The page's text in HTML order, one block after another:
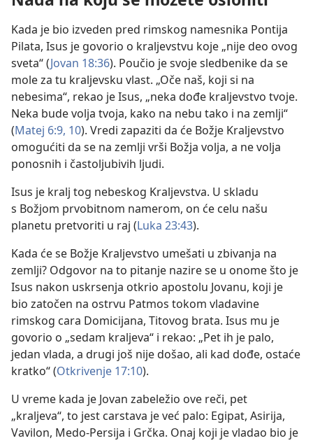
Kada je bio izveden pred rimskog namesnika Pontija
Pilata, Isus je govorio o kraljevstvu koje „nije deo ovog
sveta“ (Jovan 18:36). Poučio je svoje sledbenike da se
mole za tu kraljevsku vlast. „Oče naš, koji si na
nebesima“, rekao je Isus, „neka dođe kraljevstvo tvoje.
Neka bude volja tvoja, kako na nebu tako i na zemlji“
(Matej 6:9, 10). Vredi zapaziti da će Božje Kraljevstvo
omogućiti da se na zemlji vrši Božja volja, a ne volja
ponosnih i častoljubivih ljudi.
Isus je kralj tog nebeskog Kraljevstva. U skladu
s Božjom prvobitnom namerom, on će celu našu
planetu pretvoriti u raj (Luka 23:43).
Kada će se Božje Kraljevstvo umešati u zbivanja na
zemlji? Odgovor na to pitanje nazire se u onome što je
Isus nakon uskrsenja otkrio apostolu Jovanu, koji je
bio zatočen na ostrvu Patmos tokom vladavine
rimskog cara Domicijana, Titovog brata. Isus mu je
govorio o „sedam kraljeva“ i rekao: „Pet ih je palo,
jedan vlada, a drugi još nije došao, ali kad dođe, ostaće
kratko“ (Otkrivenje 17:10).
U vreme kada je Jovan zabeležio ove reči, pet
„kraljeva“, to jest carstava je već palo: Egipat, Asirija,
Vavilon, Medo-Persija i Grčka. Onaj koji je vladao bio je